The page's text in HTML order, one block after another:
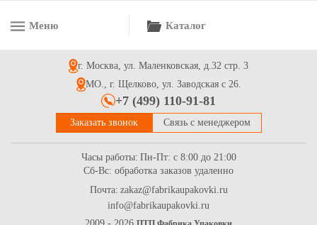
Стаканчики бумажные однослойные для горячих напитков,
Стаканы бумажные однослойные для горячих напитков,
Меню Каталог
г. Москва, ул. Маленковская, д.32 стр. 3
МО., г. Щелково, ул. Заводская с 26.
+7 (499) 110-91-81
Заказать звонок Связь с менеджером
Часы работы: Пн-Пт: с 8:00 до 21:00
Сб-Вс: обработка заказов удаленно
Почта: zakaz@fabrikaupakovki.ru
info@fabrikaupakovki.ru